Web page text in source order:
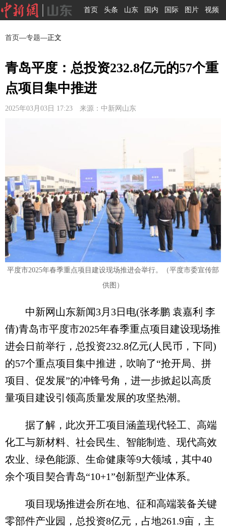
首页 头条 山东 国内 国际 图片 视频
首页—专题—正文
青岛平度：总投资232.8亿元的57个重
点项目集中推进
2025年03月03日 17:23 来源：中新网山东
平度市2025年春季重点项目建设现场推进会举行。（平度市委宣传部
供图）
中新网山东新闻3月3日电(张孝鹏 袁嘉利 李
倩)青岛市平度市2025年春季重点项目建设现场推
进会日前举行，总投资232.8亿元(人民币，下同)
的57个重点项目集中推进，吹响了“抢开局、拼
项目、促发展”的冲锋号角，进一步掀起以高质
量项目建设引领高质量发展的攻坚热潮。
据了解，此次开工项目涵盖现代轻工、高端
化工与新材料、社会民生、智能制造、现代高效
农业、绿色能源、生命健康等9大领域，其中40
余个项目契合青岛“10+1”创新型产业体系。
项目现场推进会所在地、征和高端装备关键
零部件产业园，总投资8亿元，占地261.9亩，主